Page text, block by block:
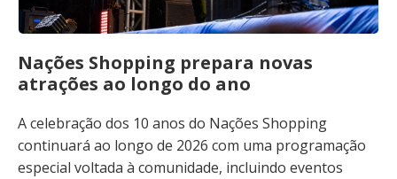
Nações Shopping prepara novas
atrações ao longo do ano
A celebração dos 10 anos do Nações Shopping
continuará ao longo de 2026 com uma programação
especial voltada à comunidade, incluindo eventos